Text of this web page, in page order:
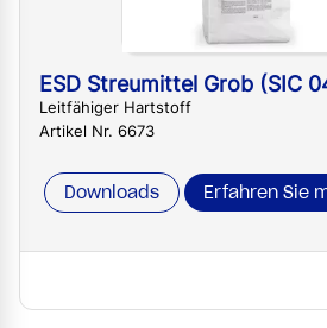
ESD Streumittel Grob (SIC
Leitfähiger Hartstoff
Artikel Nr. 6673
Downloads Erfahren Sie